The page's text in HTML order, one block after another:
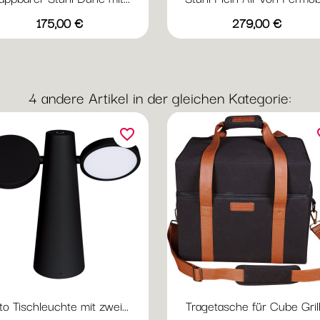
Preis
175,00 €

Acapulcoblau
Anthrazit
Chili Gewittergrau
Preis
279,00 €

Acapulcoblau
Anthrazit
Chili
4 andere Artikel in der gleichen Kategorie:
Tischleuchte mit zwei...
Vorschau
favorite_border
Tragetasche für Cube